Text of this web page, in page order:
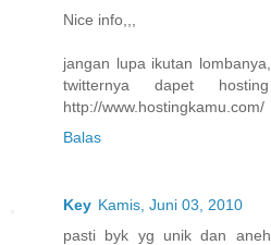
Nice info,,,
jangan lupa ikutan
twitternya dapet
http://www.hostingkamu.com/
Balas
Key Kamis, Juni 03, 2010
pasti byk yg unik dan